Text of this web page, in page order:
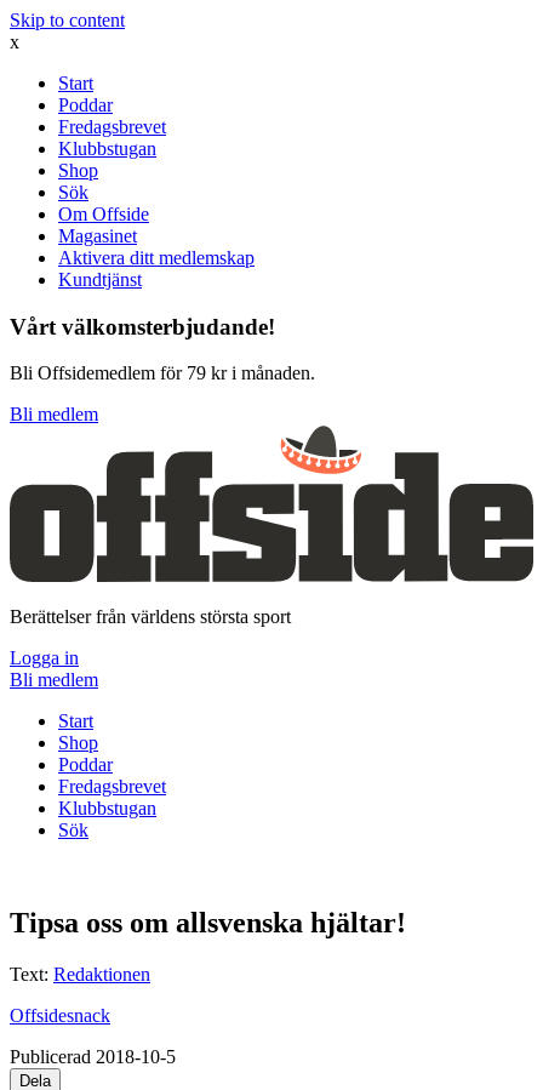
Skip to content
x
Start
Poddar
Fredagsbrevet
Klubbstugan
Shop
Sök
Om Offside
Magasinet
Aktivera ditt medlemskap
Kundtjänst
Vårt välkomsterbjudande!
Bli Offsidemedlem för 79 kr i månaden.
Bli medlem
Berättelser från världens största sport
Logga in
Bli medlem
Start
Shop
Poddar
Fredagsbrevet
Klubbstugan
Sök
Tipsa oss om allsvenska hjältar!
Text: Redaktionen
Offsidesnack
Publicerad 2018-10-5
Dela